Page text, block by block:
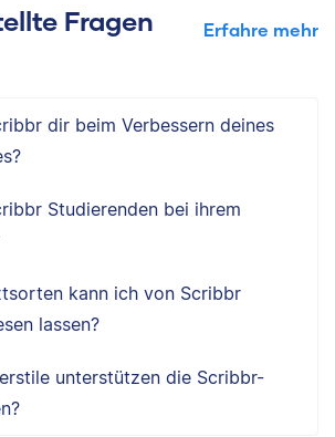
Fragen Erfahre mehr
dir beim Verbessern deines
Studierenden bei ihrem
kann ich von Scribbr
lassen?
unterstützen die Scribbr-